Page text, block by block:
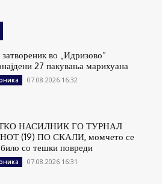
затвореник во „Идризово“
27 пакувања марихуана
07.08.2026 16:32
НАСИЛНИК ГО ТУРНАЛ
(19) ПО СКАЛИ, момчето се
со тешки повреди
07.08.2026 16:31